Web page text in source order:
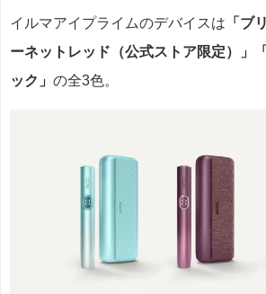
イルマアイプライムのデバイスは 「ブ
ーネットレッド（公式ストア限定）」
ック」 の全3色。